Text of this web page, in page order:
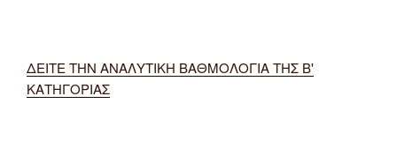
ΔΕΙΤΕ ΤΗΝ ΑΝΑΛΥΤΙΚΗ ΒΑΘΜΟΛΟΓΙΑ ΤΗΣ Β'
ΚΑΤΗΓΟΡΙΑΣ